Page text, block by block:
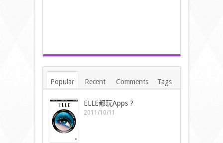
Popular Recent Comments Tags
ELLE都玩Apps ?
2011/10/11